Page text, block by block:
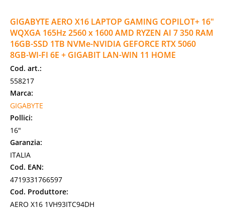
GIGABYTE AERO X16 LAPTOP GAMING COPILOT+ 16"
WQXGA 165Hz 2560 x 1600 AMD RYZEN AI 7 350 RAM
16GB-SSD 1TB NVMe-NVIDIA GEFORCE RTX 5060
8GB-WI-FI 6E + GIGABIT LAN-WIN 11 HOME
Cod. art.:
558217
Marca:
GIGABYTE
Pollici:
16"
Garanzia:
ITALIA
Cod. EAN:
4719331766597
Cod. Produttore:
AERO X16 1VH93ITC94DH